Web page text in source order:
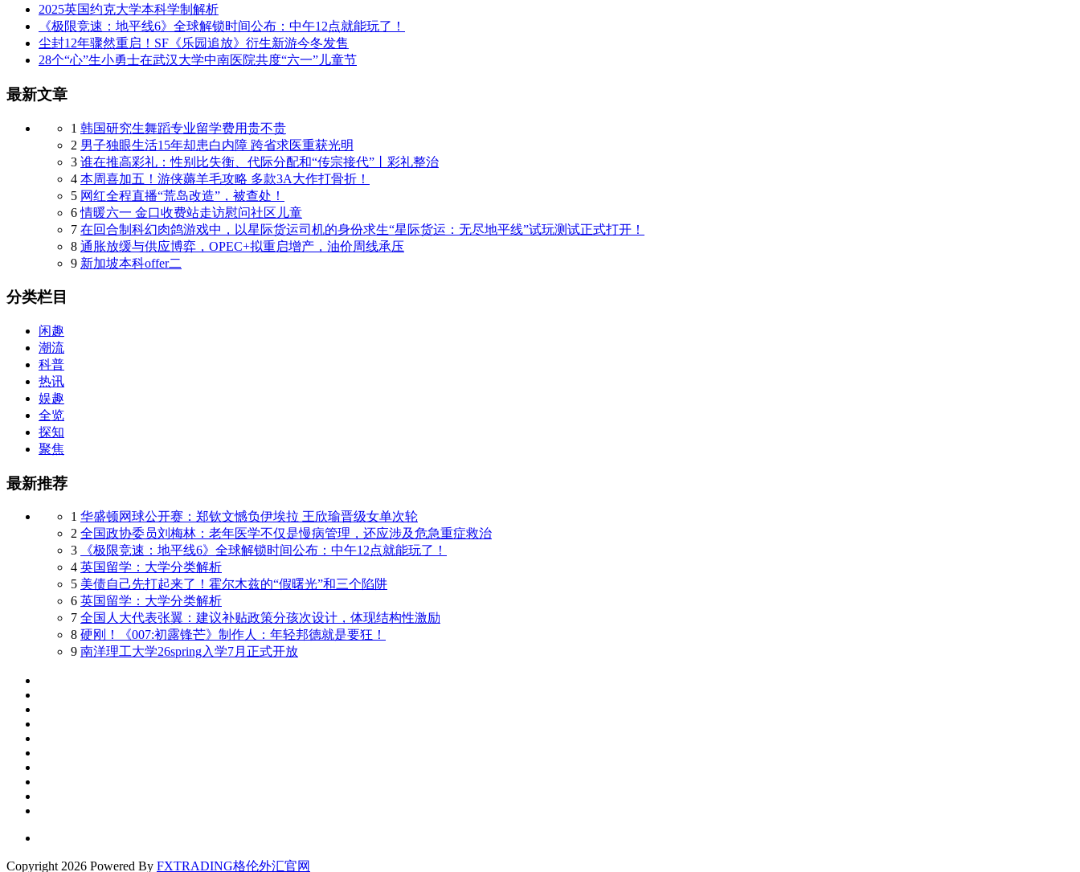
2025英国约克大学本科学制解析
《极限竞速：地平线6》全球解锁时间公布：中午12点就能玩了！
尘封12年骤然重启！SF《乐园追放》衍生新游今冬发售
28个“心”生小勇士在武汉大学中南医院共度“六一”儿童节
最新文章
1 韩国研究生舞蹈专业留学费用贵不贵
2 男子独眼生活15年却患白内障 跨省求医重获光明
3 谁在推高彩礼：性别比失衡、代际分配和“传宗接代”丨彩礼整治
4 本周喜加五！游侠薅羊毛攻略 多款3A大作打骨折！
5 网红全程直播“荒岛改造”，被查处！
6 情暖六一 金口收费站走访慰问社区儿童
7 在回合制科幻肉鸽游戏中，以星际货运司机的身份求生“星际货运：无尽地平线”试玩测试正式打开！
8 通胀放缓与供应博弈，OPEC+拟重启增产，油价周线承压
9 新加坡本科offer二
分类栏目
闲趣
潮流
科普
热讯
娱趣
全览
探知
聚焦
最新推荐
1 华盛顿网球公开赛：郑钦文憾负伊埃拉 王欣瑜晋级女单次轮
2 全国政协委员刘梅林：老年医学不仅是慢病管理，还应涉及危急重症救治
3
《极限竞速：地平线6》全球解锁时间公布：中午12点就能玩了！
4 英国留学：大学分类解析
5 美债自己先打起来了！霍尔木兹的“假曙光”和三个陷阱
6 英国留学：大学分类解析
7 全国人大代表张翼：建议补贴政策分孩次设计，体现结构性激励
8 硬刚！《007:初露锋芒》制作人：年轻邦德就是要狂！
9 南洋理工大学26spring入学7月正式开放
Copyright2026 Powered By FXTRADING格伦外汇官网